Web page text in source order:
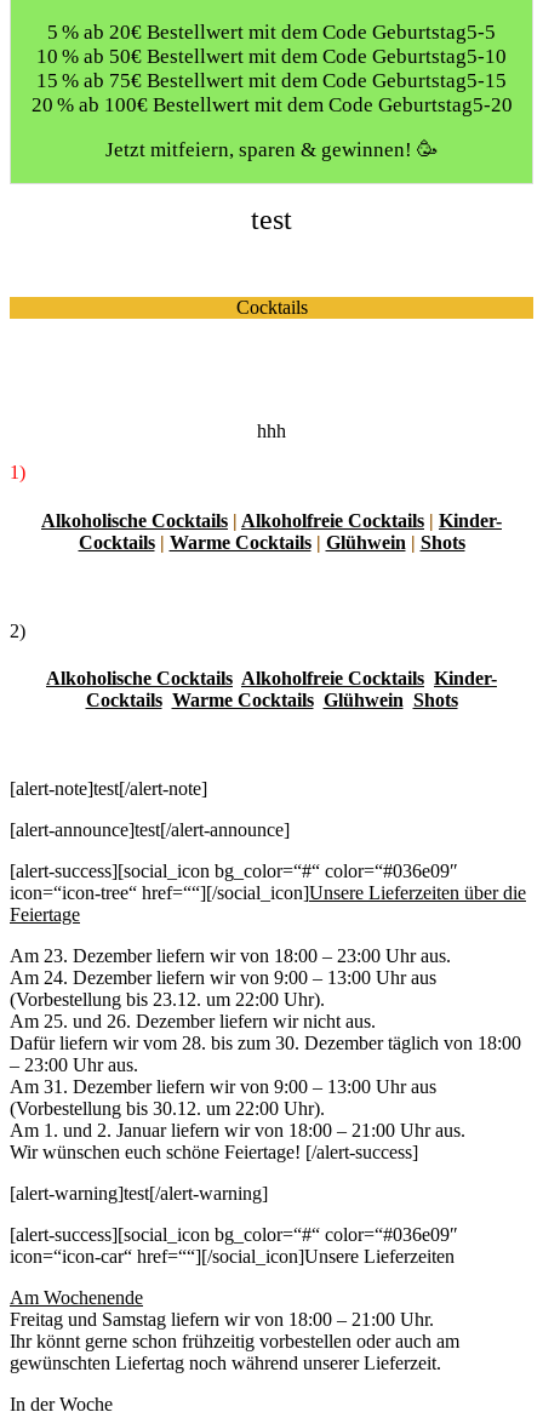
5 % ab 20€ Bestellwert mit dem Code Geburtstag5-5
10 % ab 50€ Bestellwert mit dem Code Geburtstag5-10
15 % ab 75€ Bestellwert mit dem Code Geburtstag5-15
20 % ab 100€ Bestellwert mit dem Code Geburtstag5-20
Jetzt mitfeiern, sparen & gewinnen! 🥳
test
Cocktails
hhh
1)
Alkoholische Cocktails | Alkoholfreie Cocktails | Kinder-
Cocktails| Warme Cocktails| Glühwein | Shots
2)
Alkoholische Cocktails Alkoholfreie Cocktails Kinder-
Cocktails Warme Cocktails Glühwein Shots
[alert-note]test[/alert-note]
[alert-announce]test[/alert-announce]
[alert-success][social_icon bg_color=“#“ color=“#036e09″
icon=“icon-tree“ href=““][/social_icon]Unsere Lieferzeiten über die
Feiertage
Am 23. Dezember liefern wir von 18:00 – 23:00 Uhr aus.
Am 24. Dezember liefern wir von 9:00 – 13:00 Uhr aus
(Vorbestellung bis 23.12. um 22:00 Uhr).
Am 25. und 26. Dezember liefern wir nicht aus.
Dafür liefern wir vom 28. bis zum 30. Dezember täglich von 18:00
– 23:00 Uhr aus.
Am 31. Dezember liefern wir von 9:00 – 13:00 Uhr aus
(Vorbestellung bis 30.12. um 22:00 Uhr).
Am 1. und 2. Januar liefern wir von 18:00 – 21:00 Uhr aus.
Wir wünschen euch schöne Feiertage! [/alert-success]
[alert-warning]test[/alert-warning]
[alert-success][social_icon bg_color=“#“ color=“#036e09″
icon=“icon-car“ href=““][/social_icon]Unsere Lieferzeiten
Am Wochenende
Freitag und Samstag liefern wir von 18:00 – 21:00 Uhr.
Ihr könnt gerne schon frühzeitig vorbestellen oder auch am
gewünschten Liefertag noch während unserer Lieferzeit.
In der Woche